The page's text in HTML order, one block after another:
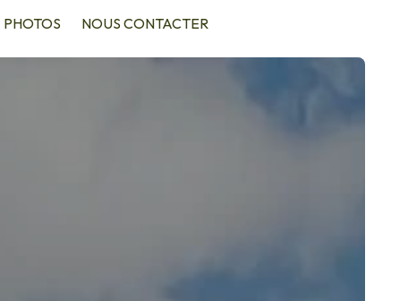
PHOTOS NOUS CONTACTER